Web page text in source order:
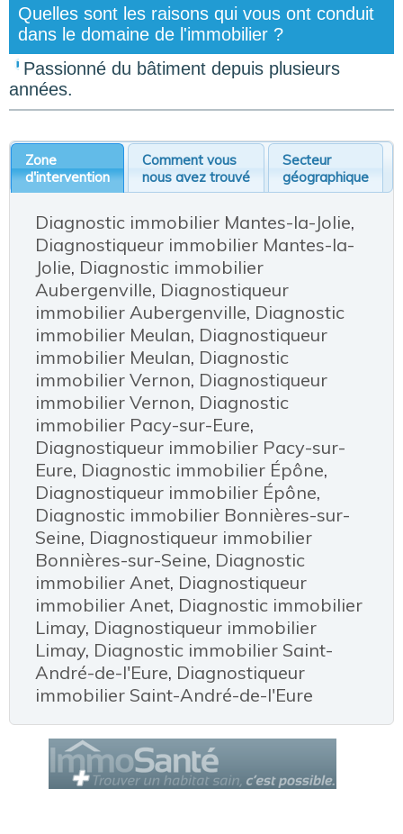
Quelles sont les raisons qui vous ont conduit
dans le domaine de l'immobilier ?
Passionné du bâtiment depuis plusieurs
années.
Zone
d'intervention
Comment vous
nous avez trouvé
Secteur
géographique
Diagnostic immobilier Mantes-la-Jolie,
Diagnostiqueur immobilier Mantes-la-
Jolie, Diagnostic immobilier
Aubergenville, Diagnostiqueur
immobilier Aubergenville, Diagnostic
immobilier Meulan, Diagnostiqueur
immobilier Meulan, Diagnostic
immobilier Vernon, Diagnostiqueur
immobilier Vernon, Diagnostic
immobilier Pacy-sur-Eure,
Diagnostiqueur immobilier Pacy-sur-
Eure, Diagnostic immobilier Épône,
Diagnostiqueur immobilier Épône,
Diagnostic immobilier Bonnières-sur-
Seine, Diagnostiqueur immobilier
Bonnières-sur-Seine, Diagnostic
immobilier Anet, Diagnostiqueur
immobilier Anet, Diagnostic immobilier
Limay, Diagnostiqueur immobilier
Limay, Diagnostic immobilier Saint-
André-de-l'Eure, Diagnostiqueur
immobilier Saint-André-de-l'Eure